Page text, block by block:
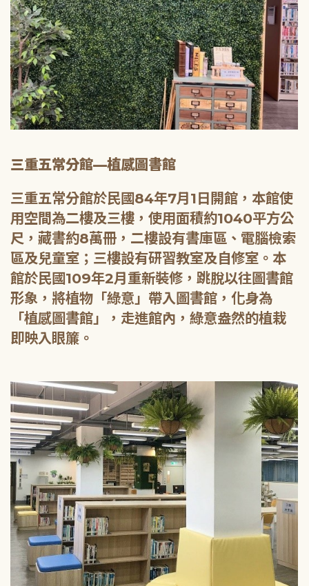
三重五常分館—植感圖書館
三重五常分館於民國84年7月1日開館，本館使
用空間為二樓及三樓，使用面積約1040平方公
尺，藏書約8萬冊，二樓設有書庫區、電腦檢索
區及兒童室；三樓設有研習教室及自修室。本
館於民國109年2月重新裝修，跳脫以往圖書館
形象，將植物「綠意」帶入圖書館，化身為
「植感圖書館」，走進館內，綠意盎然的植栽
即映入眼簾。